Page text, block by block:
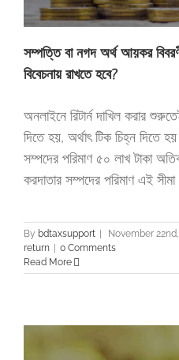
সম্পত্তি বা নগদ অর্থ আয়কর
বিবেচনায় রাখতে হবে?
অনলাইনে রিটার্ন দাখিল করার
দিতে হয়, অর্থাৎ টিক চিহ্ন
সম্পদের পরিমাণ ৫০ লাখ টাকা
করদাতার সম্পদের পরিমাণ এই
By bdtaxsupport | November
return | 0 Comments
Read More